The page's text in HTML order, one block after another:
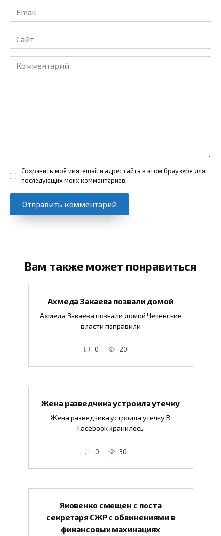
Email
*
Сайт
Комментарий
Сохранить моё имя, email и адрес сайта в этом браузере для
последующих моих комментариев.
Вам также может понравиться
Ахмеда Закаева позвали домой
Ахмеда Закаева позвали домой Чеченские
власти поправили
0 20
Жена разведчика устроила утечку
Жена разведчика устроила утечку В
Facebook хранилось
0 30
Яковенко смещен с поста
секретаря СЖР с обвинениями в
финансовых махинациях